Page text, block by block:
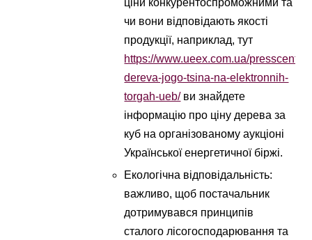
ціни конкурентоспроможними та
чи вони відповідають якості
продукції, наприклад, тут
https://www.ueex.com.ua/
dereva-jogo-tsina-na-elektronnih-
torgah-ueb/ви знайдете
інформацію про ціну дерева за
куб на організованому аукціоні
Української енергетичної біржі.
Екологічна відповідальність:
важливо, щоб постачальник
дотримувався принципів
сталого лісогосподарювання та